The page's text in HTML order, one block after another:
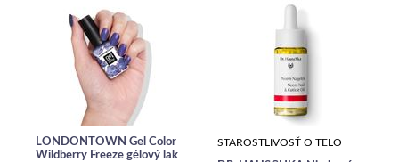
LONDONTOWN Gel Color
Wildberry Freeze gélový lak
STAROSTLIVOSŤ O TELO